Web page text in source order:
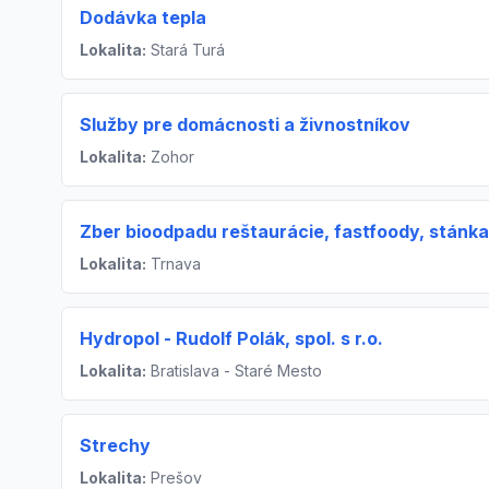
Dodávka tepla
Lokalita: Stará Turá
Služby pre domácnosti a živnostníkov
Lokalita: Zohor
Zber bioodpadu reštaurácie, fastfoody,
Lokalita: Trnava
Hydropol - Rudolf Polák, spol. s r.o.
Lokalita: Bratislava - Staré Mesto
Strechy
Lokalita: Prešov